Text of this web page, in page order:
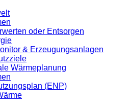
oder Entsorgen
& Erzeugungsanlagen
Wärmeplanung
(ENP)